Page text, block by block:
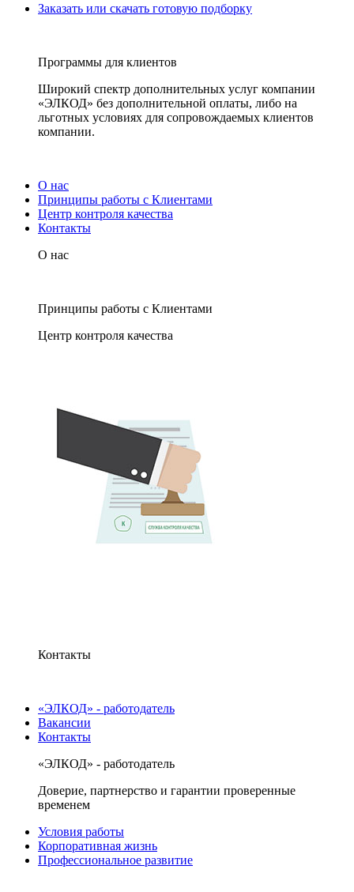
Заказать или скачать готовую подборку
Программы для клиентов
Широкий спектр дополнительных услуг компании
«ЭЛКОД» без дополнительной оплаты, либо на
льготных условиях для сопровождаемых клиентов
компании.
О нас
Принципы работы с Клиентами
Центр контроля качества
Контакты
О нас
Принципы работы с Клиентами
Центр контроля качества
Контакты
«ЭЛКОД» - работодатель
Вакансии
Контакты
«ЭЛКОД» - работодатель
Доверие, партнерство и гарантии проверенные
временем
Условия работы
Корпоративная жизнь
Профессиональное развитие